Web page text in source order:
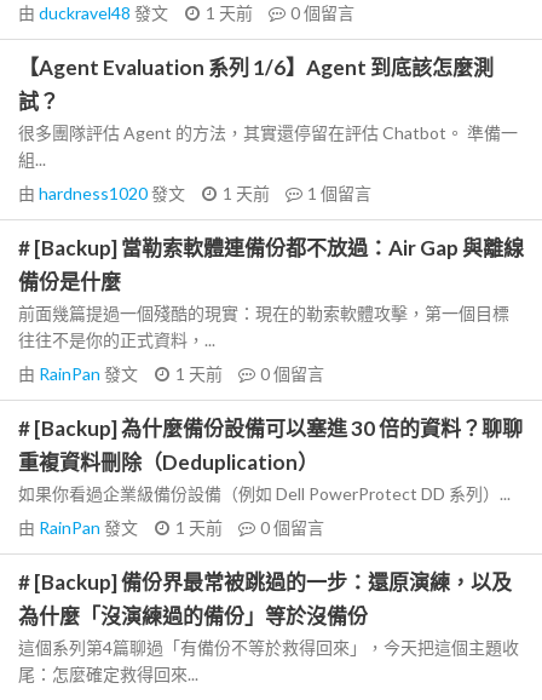
由 duckravel48 發文 1 天前 0個留言
【Agent Evaluation 系列 1/6】Agent 到底該怎麼測
試？
很多團隊評估 Agent 的方法，其實還停留在評估 Chatbot。 準備一
組...
由 hardness1020發文 1 天前 1 個留言
# [Backup] 當勒索軟體連備份都不放過：Air Gap 與離線
備份是什麼
前面幾篇提過一個殘酷的現實：現在的勒索軟體攻擊，第一個目標
往往不是你的正式資料，...
由 RainPan 發文 1 天前 0個留言
# [Backup] 為什麼備份設備可以塞進 30 倍的資料？聊聊
重複資料刪除（Deduplication）
如果你看過企業級備份設備（例如 Dell PowerProtect DD 系列）...
由 RainPan 發文 1 天前 0個留言
# [Backup] 備份界最常被跳過的一步：還原演練，以及
為什麼「沒演練過的備份」等於沒備份
這個系列第4篇聊過「有備份不等於救得回來」，今天把這個主題收
尾：怎麼確定救得回來...